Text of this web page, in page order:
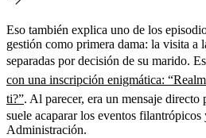
Eso también explica uno de los
gestión como primera dama: la visita a
separadas por decisión de su marido.
con una inscripción enigmática:
ti?”. Al parecer, era un mensaje directo
suele acaparar los eventos filantrópicos
Administración.